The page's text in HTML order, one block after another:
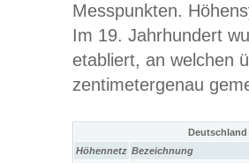
Messpunkten.
Im 19. Jahrhundert
etabliert, an welchen
zentimetergenau
Höhennetz Bezeichnung